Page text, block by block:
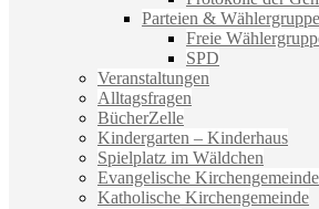
Parteien &
Freie
SPD
Veranstaltungen
Alltagsfragen
BücherZelle
Kindergarten – Kinderhaus
Spielplatz im Wäldchen
Evangelische Kirchengemeinde
Katholische Kirchengemeinde